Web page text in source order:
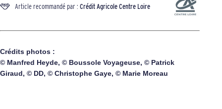
Article recommandé par : Crédit Agricole Centre Loire
Crédits photos :
© Manfred Heyde, © Boussole Voyageuse, © Patrick
Giraud, © DD, © Christophe Gaye, © Marie Moreau